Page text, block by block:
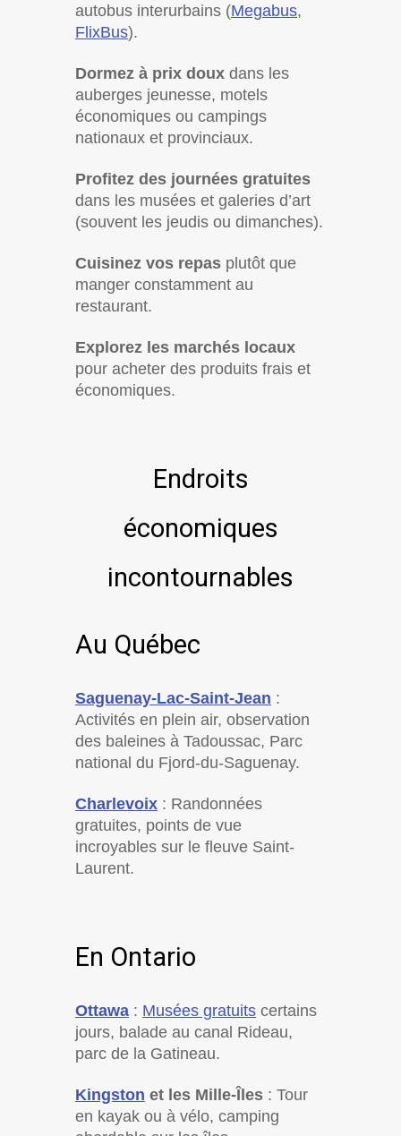
autobus interurbains (Megabus,
FlixBus).
Dormez à prix doux dans les
auberges jeunesse, motels
économiques ou campings
nationaux et provinciaux.
Profitez des journées gratuites
dans les musées et galeries d’art
(souvent les jeudis ou dimanches).
Cuisinez vos repas plutôt que
manger constamment au
restaurant.
Explorez les marchés locaux
pour acheter des produits frais et
économiques.
Endroits
économiques
incontournables
Au Québec
Saguenay-Lac-Saint-Jean :
Activités en plein air, observation
des baleines à Tadoussac, Parc
national du Fjord-du-Saguenay.
Charlevoix : Randonnées
gratuites, points de vue
incroyables sur le fleuve Saint-
Laurent.
En Ontario
Ottawa : Musées gratuits certains
jours, balade au canal Rideau,
parc de la Gatineau.
Kingston et les Mille-Îles : Tour
en kayak ou à vélo, camping